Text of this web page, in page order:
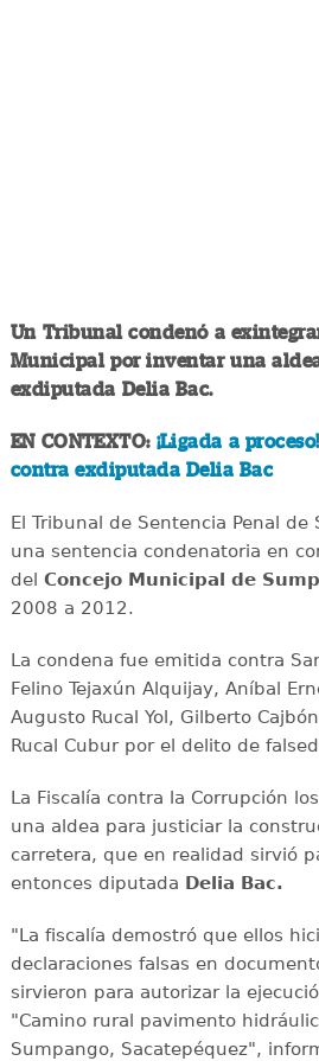
Un Tribunal condenó a
Municipal por inventar una
exdiputada Delia Bac.
EN CONTEXTO: ¡Ligada a
contra exdiputada Delia Bac
El Tribunal de Sentencia Penal
una sentencia condenatoria en
del Concejo Municipal de
2008 a 2012.
La condena fue emitida contra
Felino Tejaxún Alquijay, Aníbal
Augusto Rucal Yol, Gilberto
Rucal Cubur por el delito de
La Fiscalía contra la Corrupción
una aldea para justiciar la
carretera, que en realidad sirvió
entonces diputada Delia Bac.
"La fiscalía demostró que ellos
declaraciones falsas en
sirvieron para autorizar la
"Camino rural pavimento
Sumpango, Sacatepéquez",